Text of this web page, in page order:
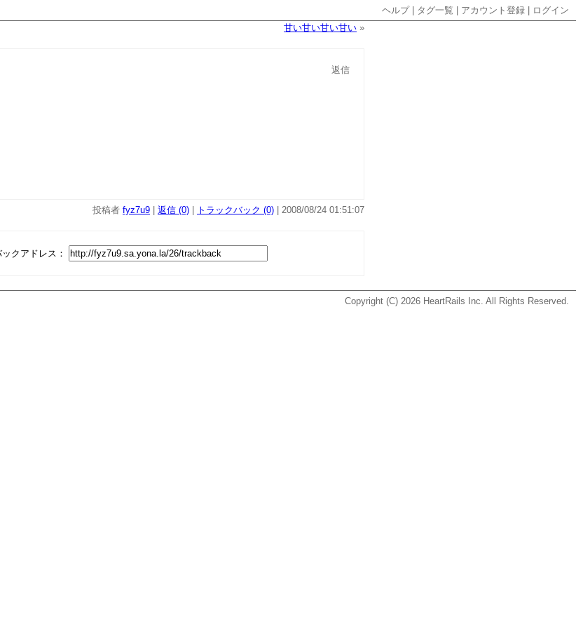
ヘルプ| タグ一覧 アカウント登録
ログイン
甘い甘い甘い甘い »
返信
投稿者 fyz7u9 返信 (0) トラックバック (0) | 2008/08/24 01:51:07
クアドレス：
Copyright (C) 2026 HeartRails Inc. All Rights Reserved.